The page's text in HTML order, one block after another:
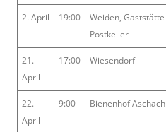
2. April 19:00
Weiden, Gaststätte
Postkeller
21.
April
17:00 Wiesendorf
22.
April
9:00 Bienenhof Aschach